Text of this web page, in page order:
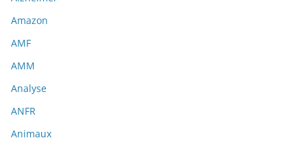
Amazon
AMF
AMM
Analyse
ANFR
Animaux